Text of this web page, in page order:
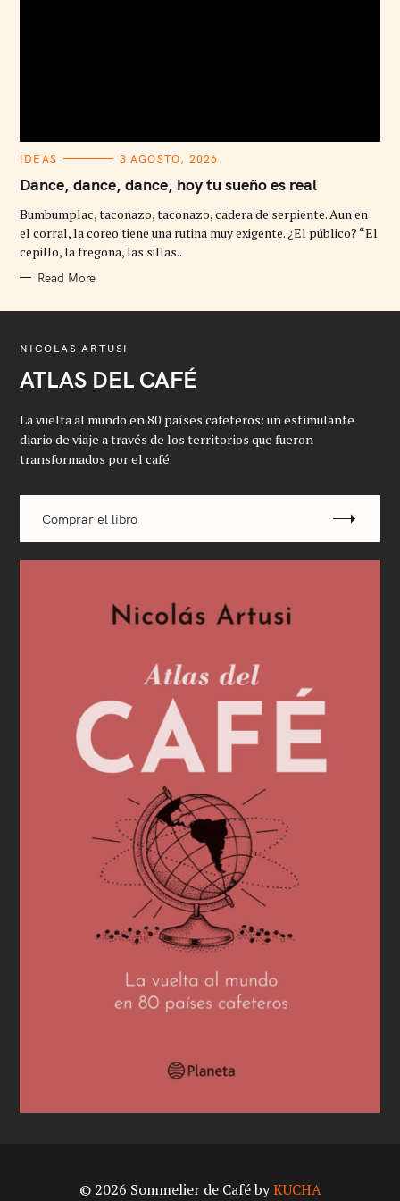
C
T
E
O
R
I
E
IDEAS 3 AGOSTO, 2026
Dance, dance, dance, hoy tu sueño es real
Bumbumplac, taconazo, taconazo, cadera de serpiente. Aun en
el corral, la coreo tiene una rutina muy exigente. ¿El público? “El
cepillo, la fregona, las sillas..
Read More
NICOLAS ARTUSI
ATLAS DEL CAFÉ
La vuelta al mundo en 80 países cafeteros: un estimulante
diario de viaje a través de los territorios que fueron
transformados por el café.
Comprar el libro
© 2026 Sommelier de Café byKUCHA